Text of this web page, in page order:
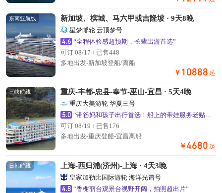
东南亚航线 新加坡、槟城、马六甲或吉隆坡 · 9天8晚
星梦邮轮 云顶梦号
4.6 “全程体验感超预期，长辈出游首选”
可订 08/17
已售448
多地出发-新加坡登船/离船
￥ 10888 起
三峡航线 重庆-丰都-忠县-奉节-巫山-宜昌 · 5天4晚
重庆大美游轮 华夏三号
5.0
“带爸妈和孩子出行首选！船上的带娃服务老贴心了”
可订 08/19
已售176
多地出发-重庆登船-宜昌离船
￥4680 起
日韩航线 上海-西归浦(济州)-上海 · 4天3晚
皇家加勒比国际游轮 海洋光谱号
4.8 “香榭丽台观景台视野开阔，拍照超出片”